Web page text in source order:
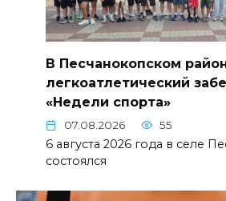
В Песчанокопском
легкоатлетический
«Недели спорта»
07.08.2026 55
6 августа 2026 года в селе
состоялся